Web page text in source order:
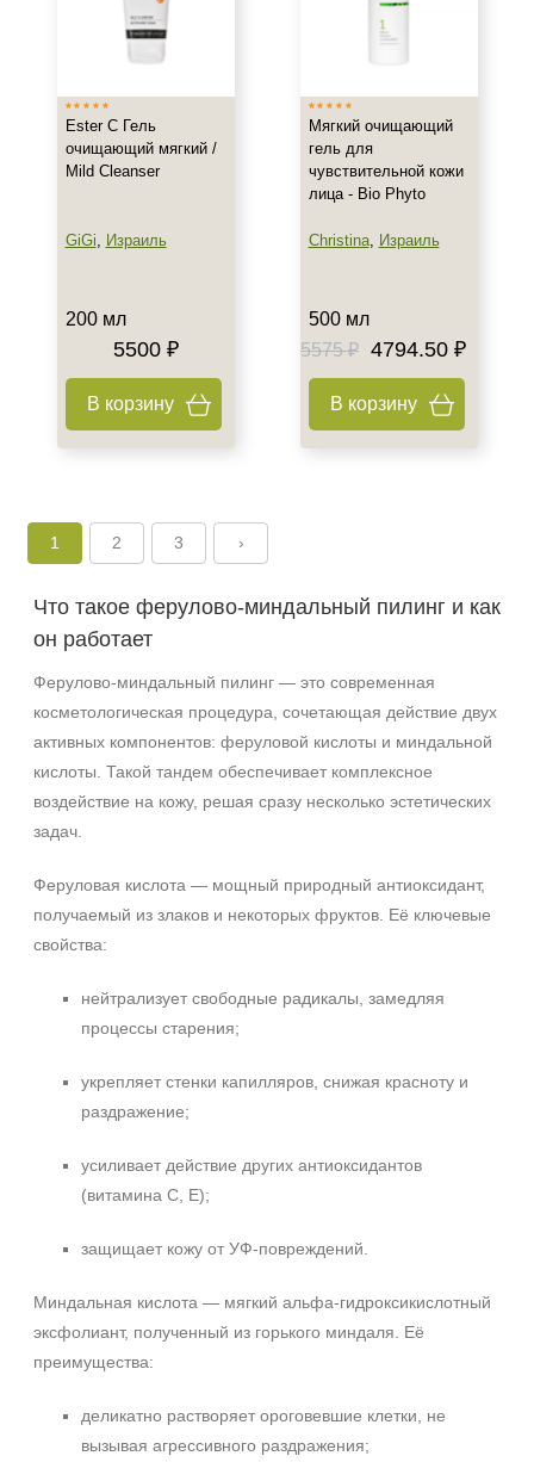
Ester C Гель
очищающий мягкий /
Mild Cleanser
GiGi, Израиль
200 мл
5500 ₽
В корзину
Мягкий очищающий
гель для
чувствительной кожи
лица - Bio Phyto
Christina, Израиль
500 мл
5575 ₽ 4794.50 ₽
В корзину
1 2 3 ›
Что такое ферулово‑миндальный пилинг и как
он работает
Ферулово‑миндальный пилинг — это современная
косметологическая процедура, сочетающая действие двух
активных компонентов: феруловой кислоты и миндальной
кислоты. Такой тандем обеспечивает комплексное
воздействие на кожу, решая сразу несколько эстетических
задач.
Феруловая кислота — мощный природный антиоксидант,
получаемый из злаков и некоторых фруктов. Её ключевые
свойства:
нейтрализует свободные радикалы, замедляя
процессы старения;
укрепляет стенки капилляров, снижая красноту и
раздражение;
усиливает действие других антиоксидантов
(витамина С, Е);
защищает кожу от УФ‑повреждений.
Миндальная кислота — мягкий альфа‑гидроксикислотный
эксфолиант, полученный из горького миндаля. Её
преимущества:
деликатно растворяет ороговевшие клетки, не
вызывая агрессивного раздражения;
+7 (929) 933-09-89